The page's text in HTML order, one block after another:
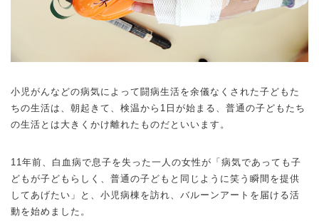
小児がんなどの病気によって闘病生活を余儀なくされた子どもた
ちの生活は、朝起きて、検温から1日が始まる、普通の子どもたち
の生活とは大きくかけ離れたものだといいます。
11年前、白血病で息子を失った一人の女性が「病気であっても子
どもが子どもらしく、普通の子どもと同じように笑う瞬間を提供
してあげたい」と、小児病棟を訪れ、バルーンアートを届ける活
動を始めました。